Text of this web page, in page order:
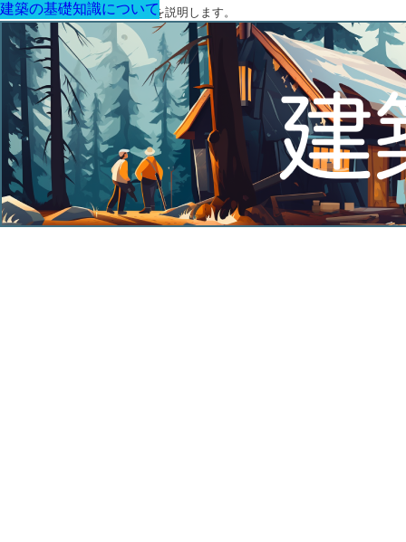
建築に関する用語と関連法令を説明します。
建築の基礎知識について
建築の基礎知識について
建築の基礎知識について
建築の基礎知識について
建築の基礎知識について
建築の基礎知識について
建築の基礎知識について